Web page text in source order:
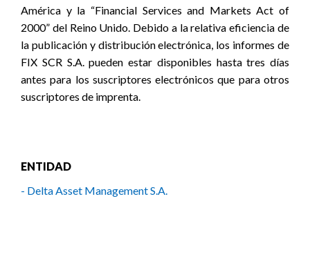
América y la “Financial Services and Markets Act of
2000” del Reino Unido. Debido a la relativa eficiencia de
la publicación y distribución electrónica, los informes de
FIX SCR S.A. pueden estar disponibles hasta tres días
antes para los suscriptores electrónicos que para otros
suscriptores de imprenta.
ENTIDAD
- Delta Asset Management S.A.